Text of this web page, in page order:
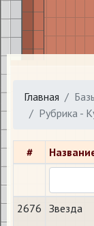
Главная
Рубрика -
#
2676 Звезда